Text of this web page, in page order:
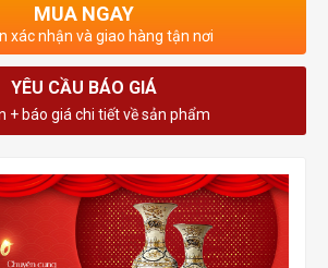
MUA NGAY
xác nhận và giao hàng tận nơi
YÊU CẦU BÁO GIÁ
+ báo giá chi tiết về sản phẩm